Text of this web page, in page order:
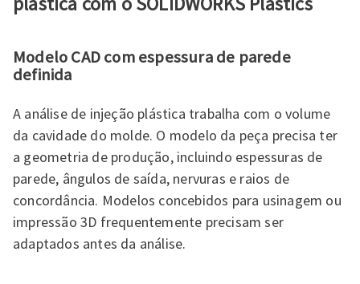
Modelo CAD com espessura de parede
definida
A análise de injeção plástica trabalha com o volume
da cavidade do molde. O modelo da peça precisa ter
a geometria de produção, incluindo espessuras de
parede, ângulos de saída, nervuras e raios de
concordância. Modelos concebidos para usinagem ou
impressão 3D frequentemente precisam ser
adaptados antes da análise.